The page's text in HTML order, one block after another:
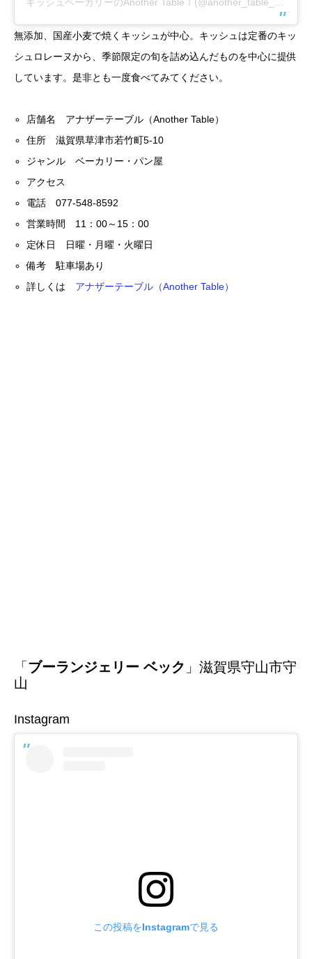
無添加、国産小麦で焼くキッシュが中心。キッシュは定番のキッ
シュロレーヌから、季節限定の旬を詰め込んだものを中心に提供
しています。是非とも一度食べてみてください。
店舗名 アナザーテーブル（Another Table）
住所 滋賀県草津市若竹町5-10
ジャンル ベーカリー・パン屋
アクセス
電話 077-548-8592
営業時間 11：00～15：00
定休日 日曜・月曜・火曜日
備考 駐車場あり
詳しくは アナザーテーブル（Another Table）
「 ブーランジェリー ベック 」滋賀県守山市守
山
Instagram
この投稿をInstagramで見る